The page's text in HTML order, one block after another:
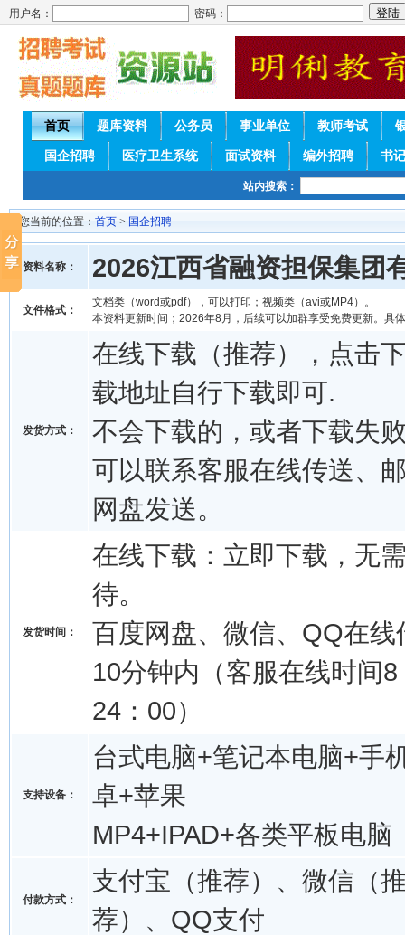
用户名： 密码：
首页 题库资料 公务员 事业单位 教师考试
国企招聘 医疗卫生系统 面试资料 编外招聘 书
站内搜索：
您当前的位置： 首页 > 国企招聘
资料名称： 2026江西省融资担保集团
文件格式：
文档类（word或pdf），可以打印；视频类（avi或MP4）。
本资料更新时间；2026年8月，后续可以加群享受免费更新。具
发货方式：
在线下载（推荐），点击
载地址自行下载即可.
不会下载的，或者下载失
可以联系客服在线传送、
网盘发送。
发货时间：
在线下载：立即下载，无
待。
百度网盘、微信、QQ在线
10分钟内（客服在线时间8
24：00）
支持设备：
台式电脑+笔记本电脑+手
卓+苹果
MP4+IPAD+各类平板电脑
付款方式：
支付宝（推荐）、微信（
荐）、QQ支付